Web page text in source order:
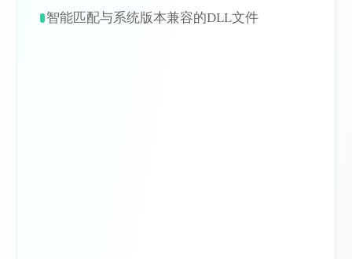
智能匹配与系统版本兼容的DLL文件